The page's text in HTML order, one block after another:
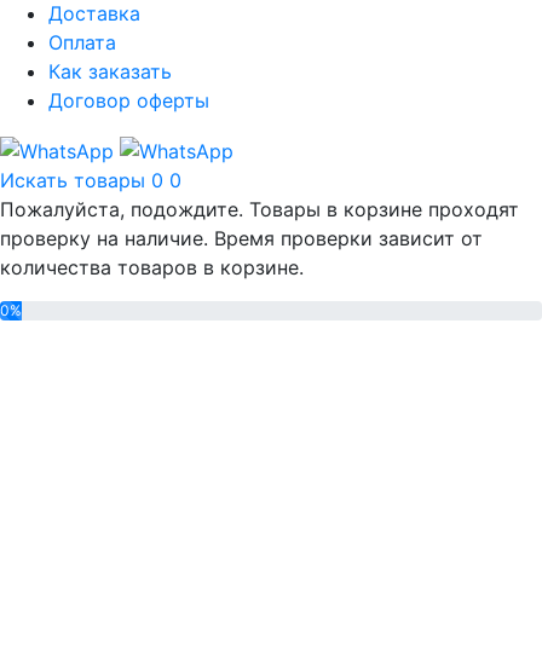
Доставка
Оплата
Как заказать
Договор оферты
Искать товары 0 0
Пожалуйста, подождите. Товары в корзине проходят
проверку на наличие. Время проверки зависит от
количества товаров в корзине.
0%